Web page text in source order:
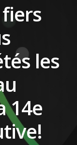
les
14e